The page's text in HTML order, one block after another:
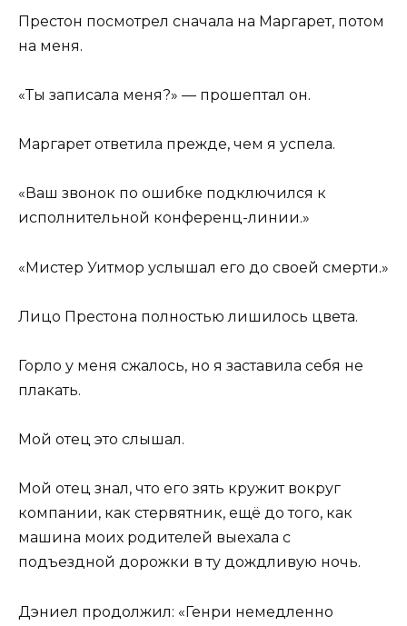
Престон посмотрел сначала на Маргарет, потом
на меня.
«Ты записала меня?» — прошептал он.
Маргарет ответила прежде, чем я успела.
«Ваш звонок по ошибке подключился к
исполнительной конференц-линии.»
«Мистер Уитмор услышал его до своей смерти.»
Лицо Престона полностью лишилось цвета.
Горло у меня сжалось, но я заставила себя не
плакать.
Мой отец это слышал.
Мой отец знал, что его зять кружит вокруг
компании, как стервятник, ещё до того, как
машина моих родителей выехала с
подъездной дорожки в ту дождливую ночь.
Дэниел продолжил: «Генри немедленно